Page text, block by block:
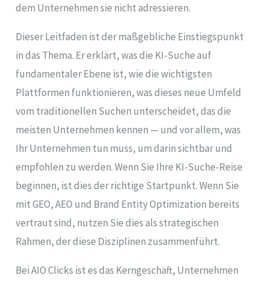
dem Unternehmen sie nicht adressieren.
Dieser Leitfaden ist der maßgebliche Einstiegspunkt
in das Thema. Er erklärt, was die KI-Suche auf
fundamentaler Ebene ist, wie die wichtigsten
Plattformen funktionieren, was dieses neue Umfeld
vom traditionellen Suchen unterscheidet, das die
meisten Unternehmen kennen — und vor allem, was
Ihr Unternehmen tun muss, um darin sichtbar und
empfohlen zu werden. Wenn Sie Ihre KI-Suche-Reise
beginnen, ist dies der richtige Startpunkt. Wenn Sie
mit GEO, AEO und Brand Entity Optimization bereits
vertraut sind, nutzen Sie dies als strategischen
Rahmen, der diese Disziplinen zusammenführt.
Bei AIO Clicks ist es das Kerngeschäft, Unternehmen